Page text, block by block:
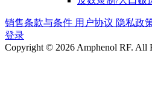
销售条款与条件 用户协议 隐私政
登录
Copyright © 2026 Amphenol RF. All